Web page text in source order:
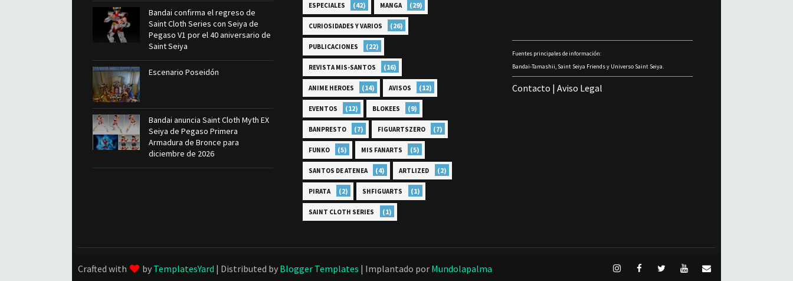
Bandai confirma el regreso de
Saint Cloth Series con Seiya de
Pegaso V1 por el 40 aniversario de
Saint Seiya
Escenario Poseidón
Bandai anuncia Saint Cloth Myth EX
Seiya de Pegaso Primera
Armadura de Bronce para
diciembre de 2026
ESPECIALES (42) MANGA (29)
CURIOSIDADES Y VARIOS (26)
PUBLICACIONES (22)
REVISTA MIS-SANTOS (16)
ANIME HEROES (14) AVISOS (12)
EVENTOS (12) BLOKEES (9)
BANPRESTO (7) FIGUARTSZERO (7)
FUNKO (5) MIS FANARTS (5)
SANTOS DE ATENEA (4) ARTLIZED (2)
PIRATA (2) SHFIGUARTS (1)
SAINT CLOTH SERIES (1)
Fuentes principales de información:
Bandai-Tamashii, Saint Seiya Friends y Universo Saint Seiya.
Contacto |Aviso Legal
Crafted with by TemplatesYard | Distributed by Blogger Templates | Implantado por Mundolapalma